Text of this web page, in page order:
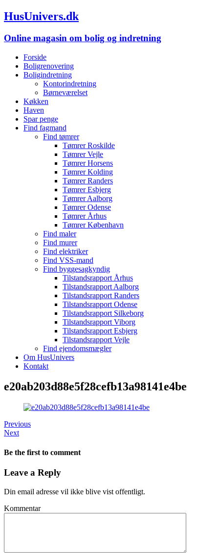
HusUnivers.dk
Online magasin om bolig og indretning
Forside
Boligrenovering
Boligindretning
Kontorindretning
Børneværelset
Køkken
Haven
Spar penge
Find fagmand
Find tømrer
Tømrer Roskilde
Tømrer Vejle
Tømrer Horsens
Tømrer Kolding
Tømrer Randers
Tømrer Esbjerg
Tømrer Aalborg
Tømrer Odense
Tømrer Århus
Tømrer København
Find maler
Find murer
Find elektriker
Find VSS-mand
Find byggesagkyndig
Tilstandsrapport Århus
Tilstandsrapport Aalborg
Tilstandsrapport Randers
Tilstandsrapport Odense
Tilstandsrapport Silkeborg
Tilstandsrapport Viborg
Tilstandsrapport Esbjerg
Tilstandsrapport Vejle
Find ejendomsmægler
Om HusUnivers
Kontakt
e20ab203d88e5f28cefb13a98141e4be
Previous
Next
Be the first to comment
Leave a Reply
Din email adresse vil ikke blive vist offentligt.
Kommentar